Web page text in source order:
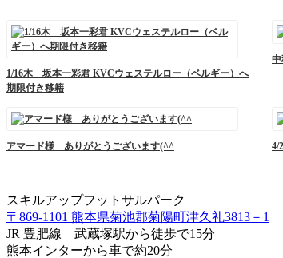
1/16木 坂本一彩君 KVCウェステルロー（ベルギー）へ
期限付き移籍
中
アマード様 ありがとうございます(^^ 4/
スキルアップフットサルパーク
〒869-1101 熊本県菊池郡菊陽町津久礼3813－1
JR 豊肥線 武蔵塚駅から徒歩で15分
熊本インターから車で約20分